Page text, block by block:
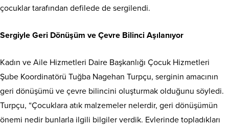
çocuklar tarafından defilede de sergilendi.
Sergiyle Geri Dönüşüm ve Çevre Bilinci Aşılanıyor
Kadın ve Aile Hizmetleri Daire Başkanlığı Çocuk Hizmetleri
Şube Koordinatörü Tuğba Nagehan Turpçu, serginin amacının
geri dönüşümü ve çevre bilincini oluşturmak olduğunu söyledi.
Turpçu, “Çocuklara atık malzemeler nelerdir, geri dönüşümün
önemi nedir bunlarla ilgili bilgiler verdik. Evlerinde topladıkları